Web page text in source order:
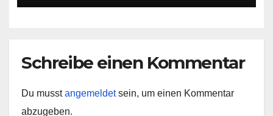
Schreibe einen Kommentar
Du musstangemeldetsein, um einen Kommentar
abzugeben.